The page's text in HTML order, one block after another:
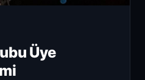
Üye